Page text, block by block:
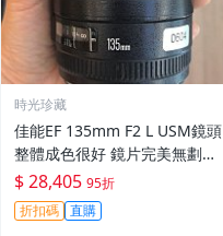
時光珍藏
佳能EF 135mm F2 L USM鏡頭
整體成色很好 鏡片完美無劃痕
功能一切正常 無拆修無-3430
$ 28,405 95折
折扣碼 直購